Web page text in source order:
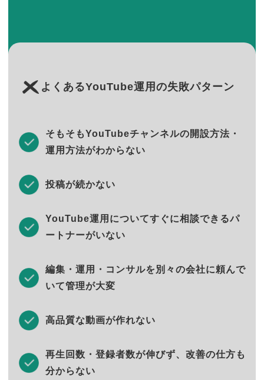
よくあるYouTube運用の失敗パターン
そもそもYouTubeチャンネルの開設方法・
運用方法がわからない
投稿が続かない
YouTube運用についてすぐに相談できるパ
ートナーがいない
編集・運用・コンサルを別々の会社に頼んで
いて管理が大変
高品質な動画が作れない
再生回数・登録者数が伸びず、改善の仕方も
分からない